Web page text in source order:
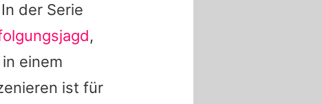
der Serie
,
einem
ist für